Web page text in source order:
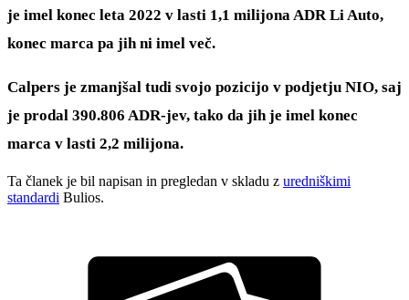
je imel konec leta 2022 v lasti 1,1 milijona ADR Li Auto,
konec marca pa jih ni imel več.
Calpers je zmanjšal tudi svojo pozicijo v podjetju NIO, saj
je prodal 390.806 ADR-jev, tako da jih je imel konec
marca v lasti 2,2 milijona.
Ta članek je bil napisan in pregledan v skladu z uredniškimi
standardi Bulios.